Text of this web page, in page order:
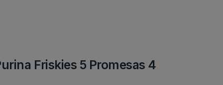
Friskies 5 Promesas 4